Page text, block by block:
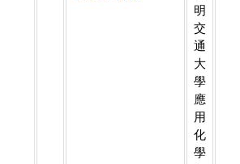
明
交
通
大
學
應
用
化
學